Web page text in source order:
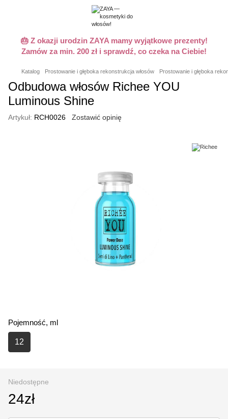
🎂 Z okazji urodzin ZAYA mamy wyjątkowe prezenty!
Zamów za min. 200 zł i sprawdź, co czeka na Ciebie!
Katalog Prostowanie i głęboka rekonstrukcja włosów Prostowanie i głęboka
Odbudowa włosów Richee YOU
Luminous Shine
Artykuł: RCH0026 Zostawić opinię
Pojemność, ml
12
Niedostępne
24zł